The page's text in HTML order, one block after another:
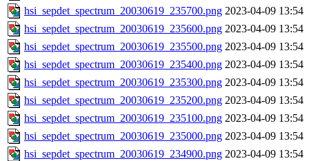
hsi_sepdet_spectrum_20030619_235700.png 2023-04-09 13:54
hsi_sepdet_spectrum_20030619_235600.png 2023-04-09 13:54
hsi_sepdet_spectrum_20030619_235500.png 2023-04-09 13:54
hsi_sepdet_spectrum_20030619_235400.png 2023-04-09 13:54
hsi_sepdet_spectrum_20030619_235300.png 2023-04-09 13:54
hsi_sepdet_spectrum_20030619_235200.png 2023-04-09 13:54
hsi_sepdet_spectrum_20030619_235100.png 2023-04-09 13:54
hsi_sepdet_spectrum_20030619_235000.png 2023-04-09 13:54
hsi_sepdet_spectrum_20030619_234900.png 2023-04-09 13:54